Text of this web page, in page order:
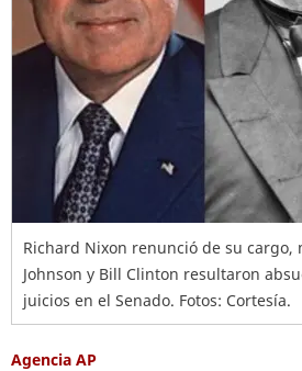
Richard Nixon renunció de su
Johnson y Bill Clinton resultaron
juicios en el Senado. Fotos: Cortesía.
Agencia AP